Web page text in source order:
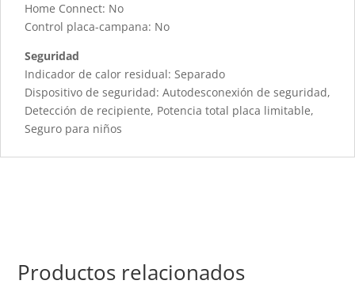
Home Connect: No
Control placa-campana: No
Seguridad
Indicador de calor residual: Separado
Dispositivo de seguridad: Autodesconexión de seguridad,
Detección de recipiente, Potencia total placa limitable,
Seguro para niños
Productos relacionados